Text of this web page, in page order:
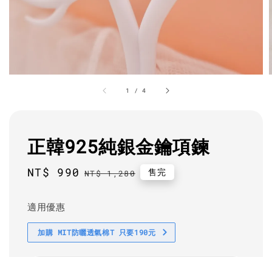
1 /4
正韓925純銀金鑰項鍊
Sale
NT$ 990 Regular
NT$ 1,280 售完
適用優惠
加購 MIT防曬透氣棉T 只要190元